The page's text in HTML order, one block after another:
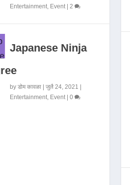
Entertainment, Event|2
Japanese Ninja
byडोम कावळा |जुलै 24, 2021
Entertainment, Event|0